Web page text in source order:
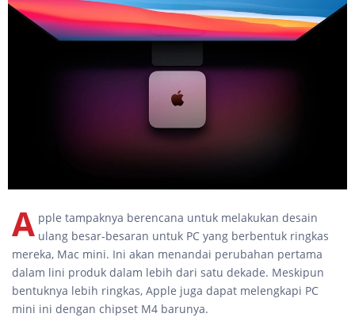
A pple tampaknya berencana untuk melakukan desain
ulang besar-besaran untuk PC yang berbentuk ringkas
mereka, Mac mini. Ini akan menandai perubahan pertama
dalam lini produk dalam lebih dari satu dekade. Meskipun
bentuknya lebih ringkas, Apple juga dapat melengkapi PC
mini ini dengan chipset M4 barunya.